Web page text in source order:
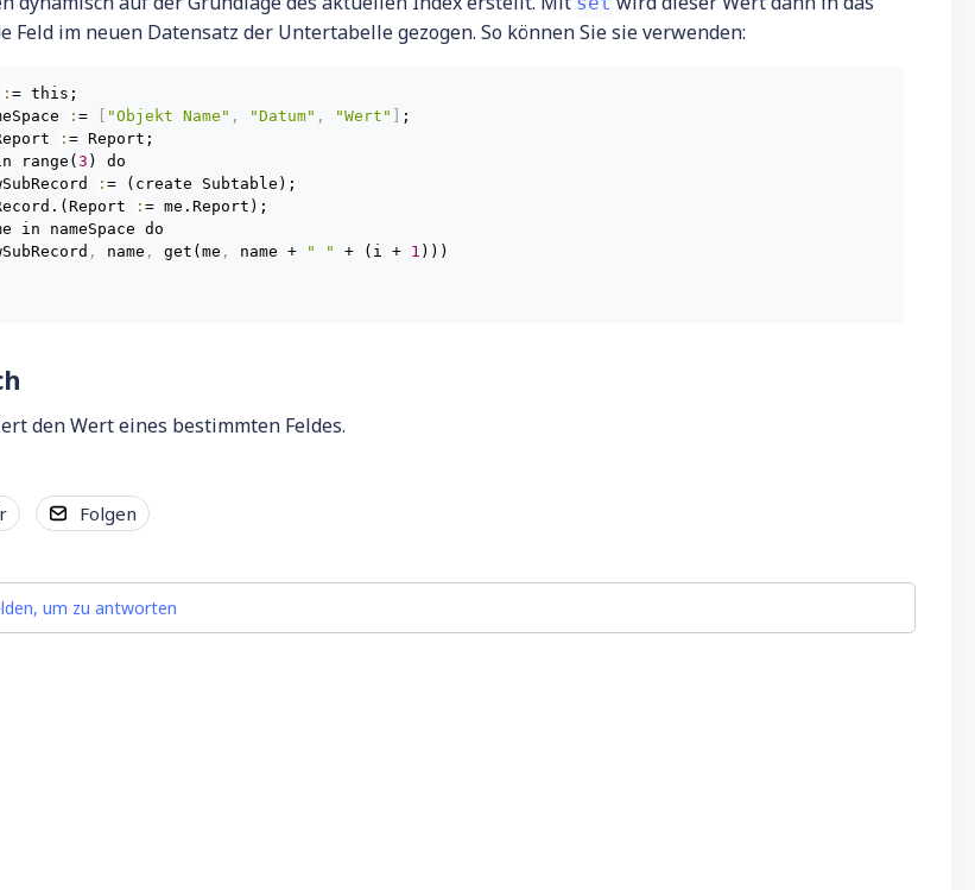
Feld im neuen Datensatz der Untertabelle gezogen. So können Sie sie verwenden:
:= this;
:= "Objekt Name" , "Datum" , "Wert"
;
:= Report;
range(3 ) do
:= (create Subtable);
:= me.Report);
in nameSpace do
, name , get(me , name + " " + (i + 1 )))
den Wert eines bestimmten Feldes.
Folgen
um zu antworten